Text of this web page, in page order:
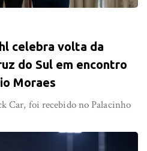
celebra volta da
do Sul em encontro
Moraes
Car, foi recebido no Palacinho